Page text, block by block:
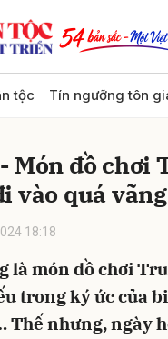
tộc Tín ngưỡng tôn
Món đồ chơi
vào quá
18:18
là món đồ chơi
trong ký ức của
Thế nhưng, ngày
Hủy